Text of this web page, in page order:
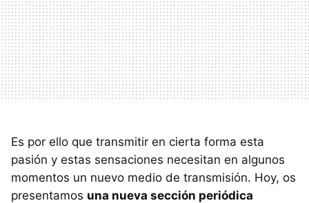
Es por ello que transmitir en cierta forma esta
pasión y estas sensaciones necesitan en algunos
momentos un nuevo medio de transmisión. Hoy, os
presentamos una nueva sección periódica